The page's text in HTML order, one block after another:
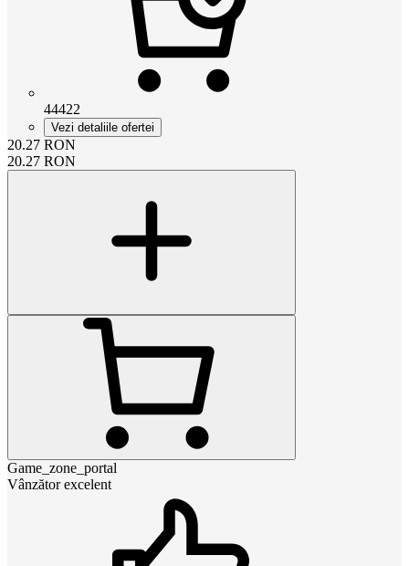
44422
Vezi detaliile ofertei
20.27 RON
20.27 RON
Game_zone_portal
Vânzător excelent